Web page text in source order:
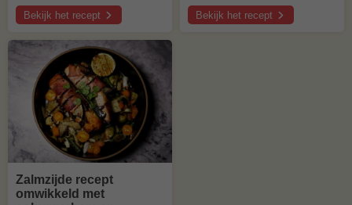
Bekijk het recept
over
recept
met
chermoula,
couscous
geroosterde
tomaatjes
Bekijk het recept
over
Zalmzijde recept
omwikkeld met